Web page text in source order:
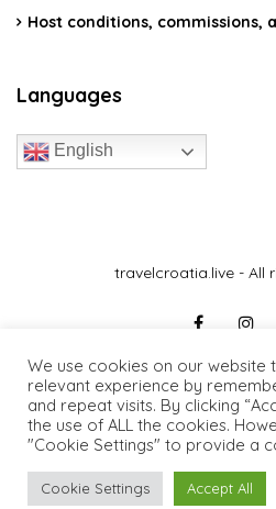
0€/day
Host conditions, commissions,
Languages
English
travelcroatia.live - All
We use cookies on our website
relevant experience by
and repeat visits. By clicking
the use of ALL the cookies.
"Cookie Settings" to provide a
Cookie Settings Accept All